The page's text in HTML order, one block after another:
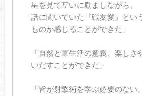
星を見て互いに励ましながら、
話に聞いていた『戦友愛』とい
ものか感じることができた」
「自然と軍生活の意義、楽しさ
いだすことができた」
「皆が射撃術を学ぶ必要のない